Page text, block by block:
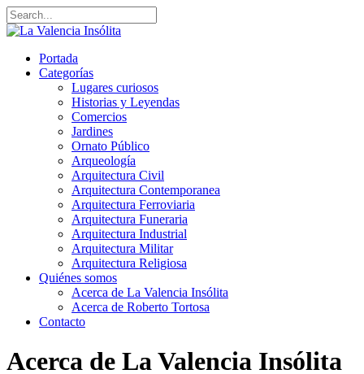
Portada
Categorías
Lugares curiosos
Historias y Leyendas
Comercios
Jardines
Ornato Público
Arqueología
Arquitectura Civil
Arquitectura Contemporanea
Arquitectura Ferroviaria
Arquitectura Funeraria
Arquitectura Industrial
Arquitectura Militar
Arquitectura Religiosa
Quiénes somos
Acerca de La Valencia Insólita
Acerca de Roberto Tortosa
Contacto
Acerca de La Valencia Insólita